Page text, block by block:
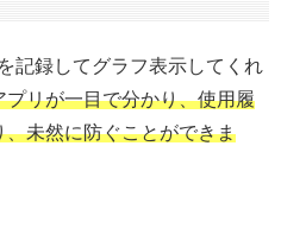
記録してグラフ表示してくれ
プリが一目で分かり、使用履
未然に防ぐことができま